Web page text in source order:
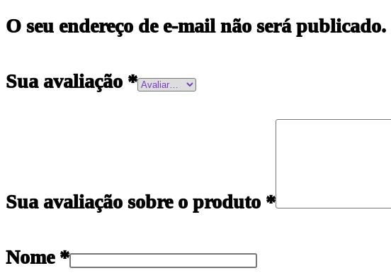
O seu endereço de e-mail não será publicado.
Sua avaliação *
Sua avaliação sobre o produto *
Nome *